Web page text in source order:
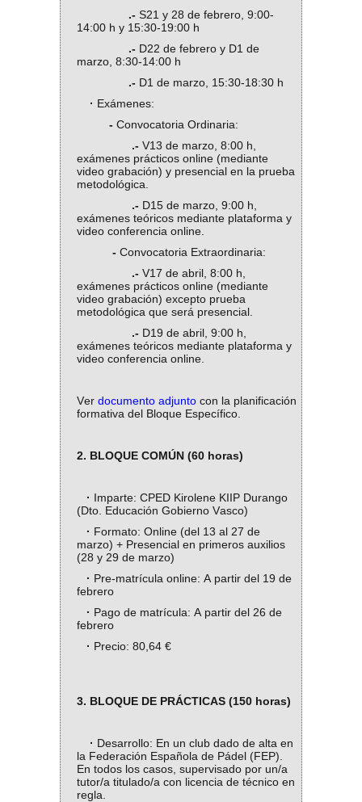
.- S21 y 28 de febrero, 9:00-
14:00 h y 15:30-19:00 h
.- D22 de febrero y D1 de
marzo, 8:30-14:00 h
.- D1 de marzo, 15:30-18:30 h
· Exámenes:
- Convocatoria Ordinaria:
.- V13 de marzo, 8:00 h,
exámenes prácticos online (mediante
video grabación) y presencial en la prueba
metodológica.
.- D15 de marzo, 9:00 h,
exámenes teóricos mediante plataforma y
video conferencia online.
- Convocatoria Extraordinaria:
.- V17 de abril, 8:00 h,
exámenes prácticos online (mediante
video grabación) excepto prueba
metodológica que será presencial.
.- D19 de abril, 9:00 h,
exámenes teóricos mediante plataforma y
video conferencia online.
Ver documento adjunto con la planificación
formativa del Bloque Específico.
2. BLOQUE COMÚN (60 horas)
· Imparte: CPED Kirolene KIIP Durango
(Dto. Educación Gobierno Vasco)
· Formato: Online (del 13 al 27 de
marzo) + Presencial en primeros auxilios
(28 y 29 de marzo)
· Pre-matrícula online: A partir del 19 de
febrero
· Pago de matrícula: A partir del 26 de
febrero
· Precio: 80,64 €
3. BLOQUE DE PRÁCTICAS (150 horas)
· Desarrollo: En un club dado de alta en
la Federación Española de Pádel (FEP).
En todos los casos, supervisado por un/a
tutor/a titulado/a con licencia de técnico en
regla.